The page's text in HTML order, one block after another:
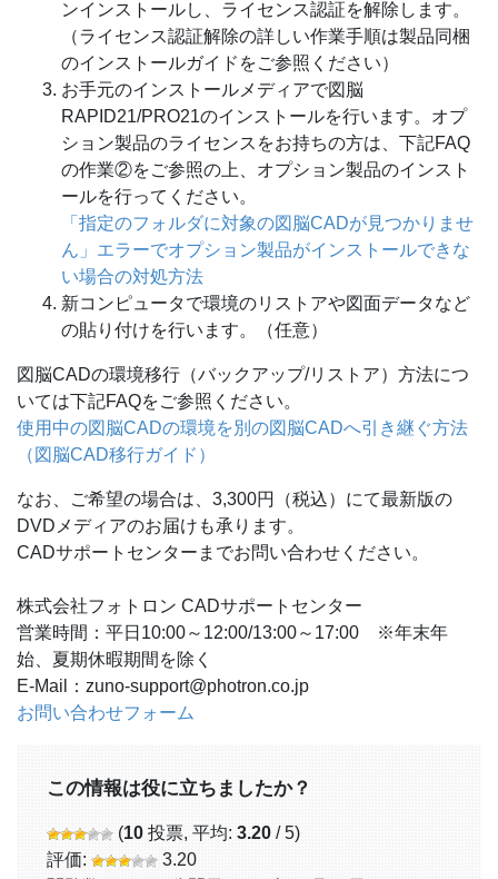
ンインストールし、ライセンス認証を解除します。
（ライセンス認証解除の詳しい作業手順は製品同梱
のインストールガイドをご参照ください）
お手元のインストールメディアで図脳
RAPID21/PRO21のインストールを行います。オプ
ション製品のライセンスをお持ちの方は、下記FAQ
の作業②をご参照の上、オプション製品のインスト
ールを行ってください。
「指定のフォルダに対象の図脳CADが見つかりませ
ん」エラーでオプション製品がインストールできな
い場合の対処方法
新コンピュータで環境のリストアや図面データなど
の貼り付けを行います。（任意）
図脳CADの環境移行（バックアップ/リストア）方法につ
いては下記FAQをご参照ください。
使用中の図脳CADの環境を別の図脳CADへ引き継ぐ方法
（図脳CAD移行ガイド）
なお、ご希望の場合は、3,300円（税込）にて最新版の
DVDメディアのお届けも承ります。
CADサポートセンターまでお問い合わせください。
株式会社フォトロン CADサポートセンター
営業時間：平日10:00～12:00/13:00～17:00 ※年末年
始、夏期休暇期間を除く
E-Mail：zuno-support@photron.co.jp
お問い合わせフォーム
この情報は役に立ちましたか？
(10 投票, 平均: 3.20 / 5)
評価:
3.20